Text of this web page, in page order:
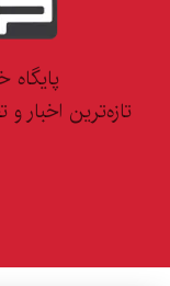
تازه‌ترین اخبار